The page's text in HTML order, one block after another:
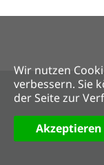
Wir nutzen
verbessern. Sie
der Seite zur
Akzeptieren